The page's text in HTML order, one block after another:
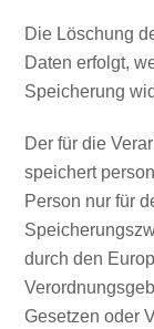
Die Löschung
Daten erfolgt,
Speicherung
Der für die
speichert
Person nur für
durch den
Gesetzen oder